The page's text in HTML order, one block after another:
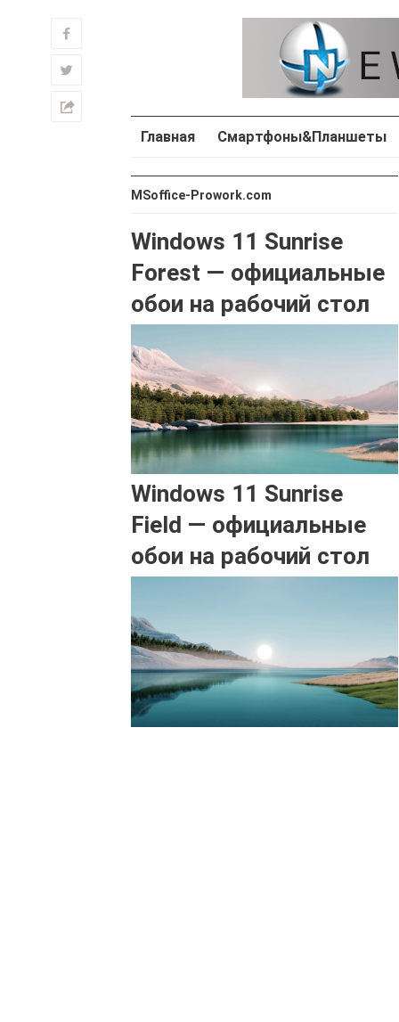
Главная Смартфоны&Планшеты
f
w
h
MSoffice-Prowork.com
Windows 11 Sunrise
Forest — официальные
обои на рабочий стол
Windows 11 Sunrise
Field — официальные
обои на рабочий стол